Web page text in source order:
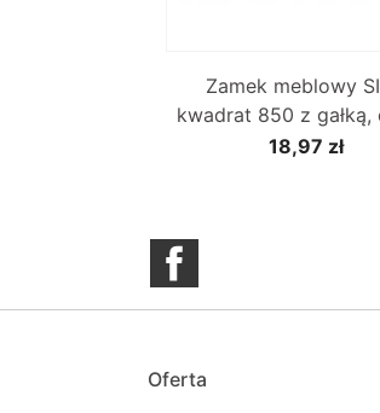
Zamek meblowy
kwadrat 850 z gałką,
18,97 zł
Oferta